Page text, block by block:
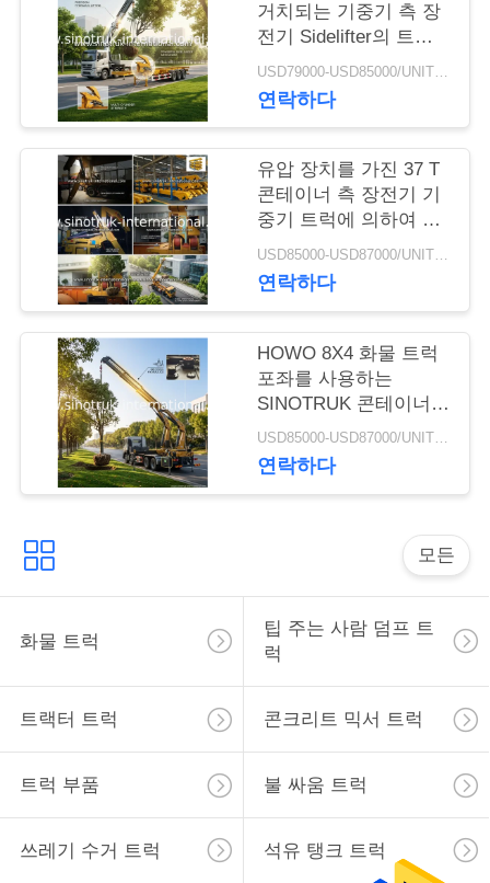
락
요
시
오
사
트
맵
개
거치되는 기중기 측 장
전기 Sidelifter의 트레
일러를 반 적재해 콘테
이너 각자
USD79000-USD85000/UNIT)negotiation MOQ:1 단위
연락하다
유압 장치를 가진 37 T
콘테이너 측 장전기 기
중기 트럭에 의하여 거
치되는 기중기
USD85000-USD87000/UNIT)negotiation MOQ:1 단위
연락하다
HOWO 8X4 화물 트럭
포좌를 사용하는
SINOTRUK 콘테이너
측 장전기
USD85000-USD87000/UNIT)negotiation MOQ:1 단위
연락하다
모든
화물 트럭
팁 주는 사람 덤프 트
럭
트랙터 트럭 콘크리트 믹서 트럭
트럭 부품 불 싸움 트럭
쓰레기 수거 트럭 석유 탱크 트럭